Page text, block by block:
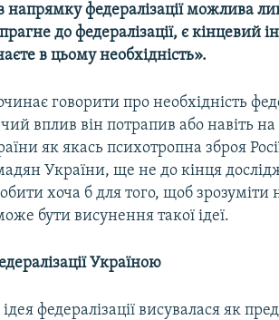
напрямку федералізації можлива
до федералізації, є кінцевий
в цьому необхідність».
говорити про необхідність
чий вплив він потрапив або навіть
як якась психотропна зброя
України, ще не до кінця
хоча б для того, щоб зрозуміти
бути висунення такої ідеї.
Україною
федералізації висувалася як